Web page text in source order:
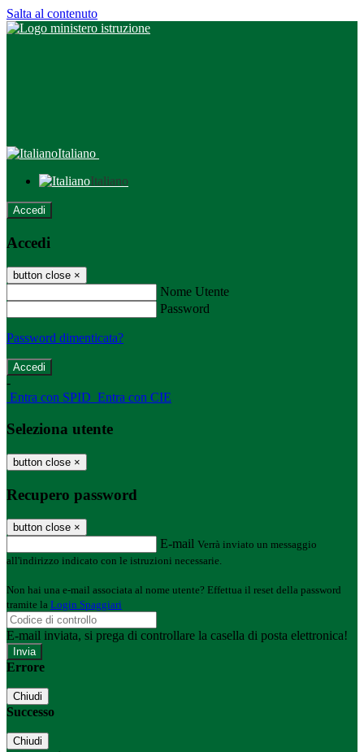
Salta al contenuto
Italiano
Italiano
Accedi
Accedi
button close ×
Nome Utente
Password
Password dimenticata?
-
Entra con SPID Entra con CIE
Seleziona utente
button close ×
Recupero password
button close ×
E-mail Verrà inviato un messaggio
all'indirizzo indicato con le istruzioni necessarie.
Non hai una e-mail associata al nome utente? Effettua il reset della password
tramite la Login Spaggiari
E-mail inviata, si prega di controllare la casella di posta elettronica!
Errore
Chiudi
Successo
Chiudi